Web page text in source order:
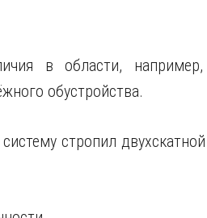
в области,
обустройства.
стропил